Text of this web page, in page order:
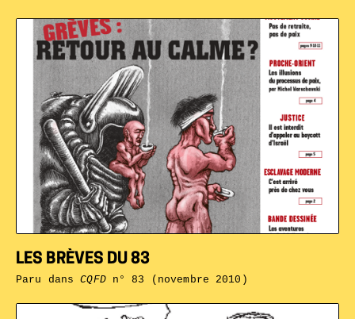
LES BRÈVES DU 83
Paru dansCQFDn° 83 (novembre 2010)